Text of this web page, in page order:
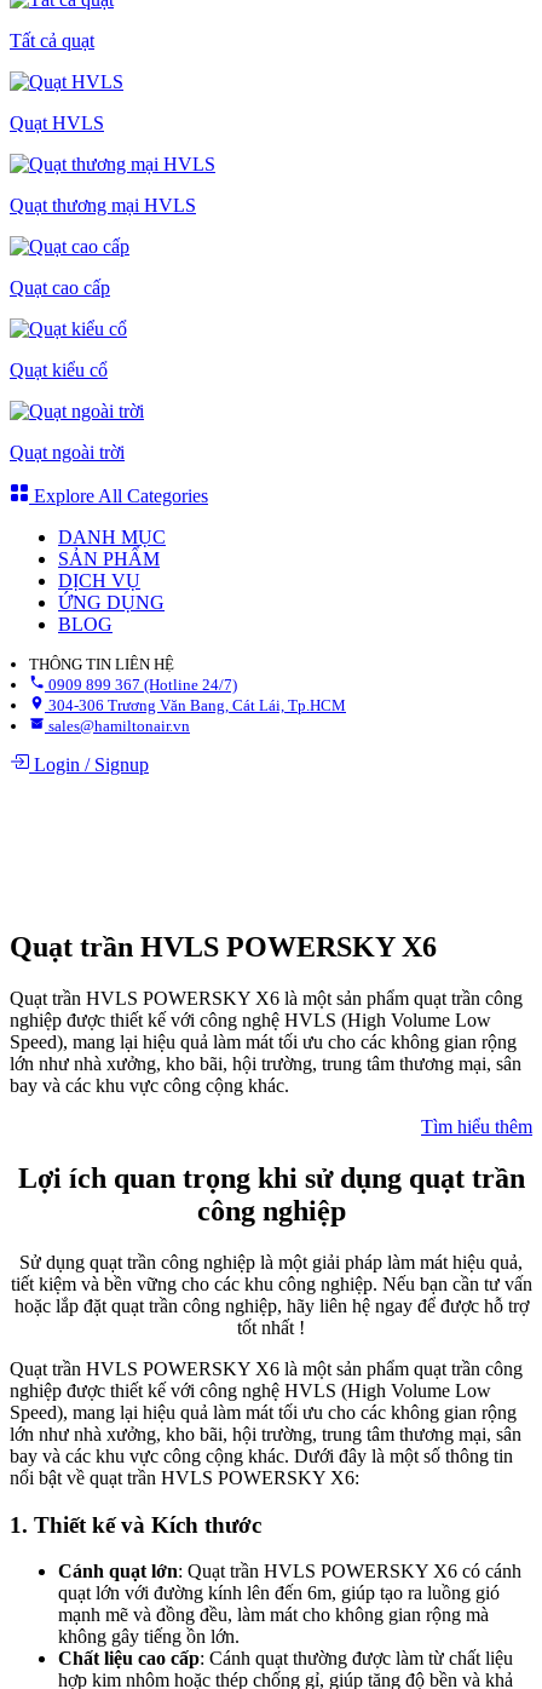
Tất cả quạt
Quạt HVLS
Quạt thương mại HVLS
Quạt cao cấp
Quạt kiểu cổ
Quạt ngoài trời
Explore All Categories
DANH MỤC
SẢN PHẨM
DỊCH VỤ
ỨNG DỤNG
BLOG
THÔNG TIN LIÊN HỆ
0909 899 367 (Hotline 24/7)
304-306 Trương Văn Bang, Cát Lái, Tp.HCM
sales@hamiltonair.vn
Login /Signup
Quạt trần HVLS POWERSKY X6
Quạt trần HVLS POWERSKY X6 là một sản phẩm quạt trần công
nghiệp được thiết kế với công nghệ HVLS (High Volume Low
Speed), mang lại hiệu quả làm mát tối ưu cho các không gian rộng
lớn như nhà xưởng, kho bãi, hội trường, trung tâm thương mại, sân
bay và các khu vực công cộng khác.
Tìm hiểu thêm
Lợi ích quan trọng khi sử dụng quạt trần
công nghiệp
Sử dụng quạt trần công nghiệp là một giải pháp làm mát hiệu quả,
tiết kiệm và bền vững cho các khu công nghiệp. Nếu bạn cần tư vấn
hoặc lắp đặt quạt trần công nghiệp, hãy liên hệ ngay để được hỗ trợ
tốt nhất !
Quạt trần HVLS POWERSKY X6 là một sản phẩm quạt trần công
nghiệp được thiết kế với công nghệ HVLS (High Volume Low
Speed), mang lại hiệu quả làm mát tối ưu cho các không gian rộng
lớn như nhà xưởng, kho bãi, hội trường, trung tâm thương mại, sân
bay và các khu vực công cộng khác. Dưới đây là một số thông tin
nổi bật về quạt trần HVLS POWERSKY X6:
1. Thiết kế và Kích thước
Cánh quạt lớn: Quạt trần HVLS POWERSKY X6 có cánh
quạt lớn với đường kính lên đến 6m, giúp tạo ra luồng gió
mạnh mẽ và đồng đều, làm mát cho không gian rộng mà
không gây tiếng ồn lớn.
Chất liệu cao cấp: Cánh quạt thường được làm từ chất liệu
hợp kim nhôm hoặc thép chống gỉ, giúp tăng độ bền và khả